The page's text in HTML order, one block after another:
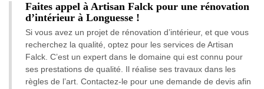
Faites appel à Artisan Falck pour une rénovation
d’intérieur à Longuesse !
Si vous avez un projet de rénovation d’intérieur, et que vous
recherchez la qualité, optez pour les services de Artisan
Falck. C’est un expert dans le domaine qui est connu pour
ses prestations de qualité. Il réalise ses travaux dans les
règles de l’art. Contactez-le pour une demande de devis afin